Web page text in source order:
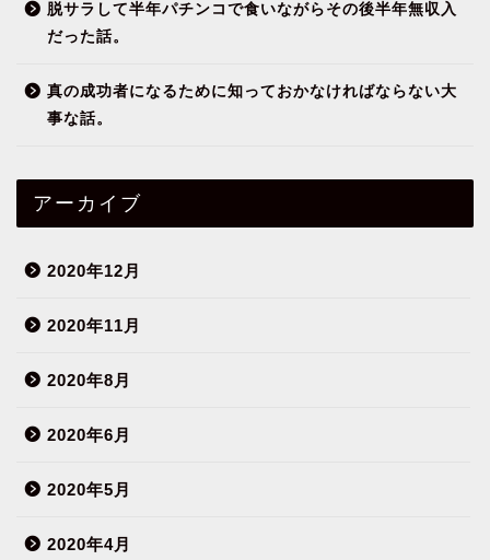
脱サラして半年パチンコで食いながらその後半年無収入
だった話。
真の成功者になるために知っておかなければならない大
事な話。
アーカイブ
2020年12月
2020年11月
2020年8月
2020年6月
2020年5月
2020年4月